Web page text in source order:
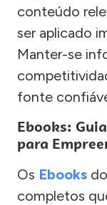
conteúdo
ser aplicado
Manter-se
fonte
Ebooks:
para
Os Ebooks
completos